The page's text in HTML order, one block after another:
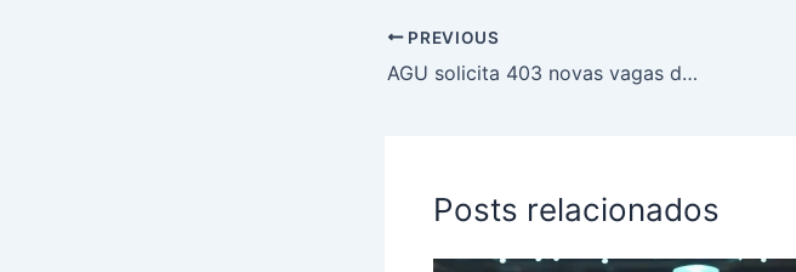
PREVIOUS
AGU solicita 403 novas vagas de concurso para a área de Apoio
Posts relacionados